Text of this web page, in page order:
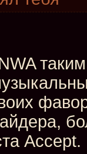
Accept.